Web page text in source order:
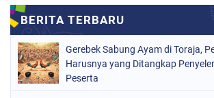
Gerebek Sabung Ayam di Toraja,
Harusnya yang Ditangkap
Peserta